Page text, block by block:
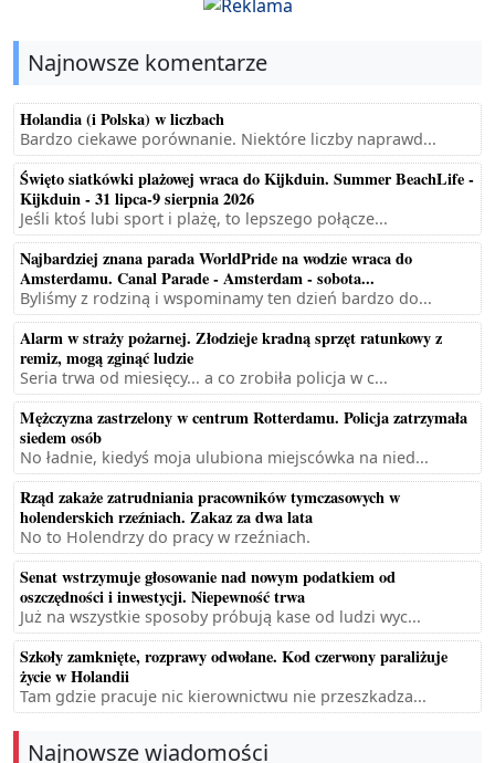
Najnowsze komentarze
Holandia (i Polska) w liczbach
Bardzo ciekawe porównanie. Niektóre liczby naprawd...
Święto siatkówki plażowej wraca do Kijkduin. Summer BeachLife -
Kijkduin - 31 lipca-9 sierpnia 2026
Jeśli ktoś lubi sport i plażę, to lepszego połącze...
Najbardziej znana parada WorldPride na wodzie wraca do
Amsterdamu. Canal Parade - Amsterdam - sobota...
Byliśmy z rodziną i wspominamy ten dzień bardzo do...
Alarm w straży pożarnej. Złodzieje kradną sprzęt ratunkowy z
remiz, mogą zginąć ludzie
Seria trwa od miesięcy... a co zrobiła policja w c...
Mężczyzna zastrzelony w centrum Rotterdamu. Policja zatrzymała
siedem osób
No ładnie, kiedyś moja ulubiona miejscówka na nied...
Rząd zakaże zatrudniania pracowników tymczasowych w
holenderskich rzeźniach. Zakaz za dwa lata
No to Holendrzy do pracy w rzeźniach.
Senat wstrzymuje głosowanie nad nowym podatkiem od
oszczędności i inwestycji. Niepewność trwa
Już na wszystkie sposoby próbują kase od ludzi wyc...
Szkoły zamknięte, rozprawy odwołane. Kod czerwony paraliżuje
życie w Holandii
Tam gdzie pracuje nic kierownictwu nie przeszkadza...
Najnowsze wiadomości